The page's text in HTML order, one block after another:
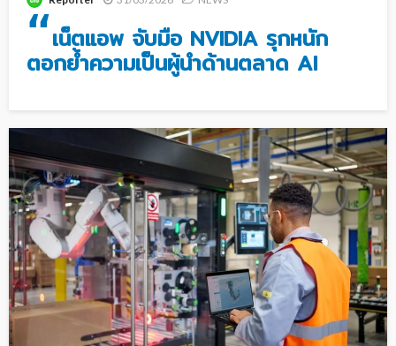
“เน็ตแอพ จับมือ NVIDIA รุกหนัก
ตอกย้ำความเป็นผู้นำด้านตลาด AI